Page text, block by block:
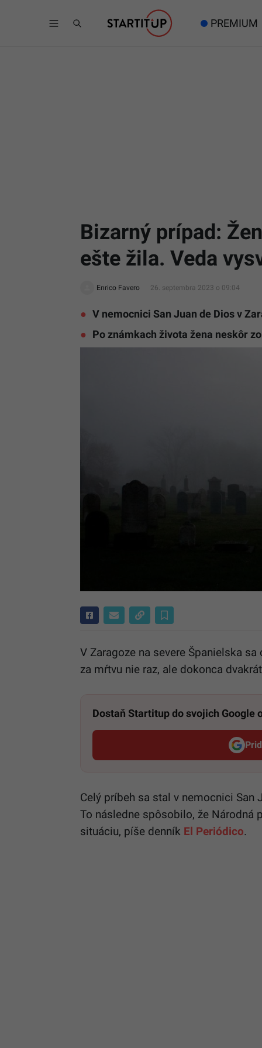
PREMIUM
Bizarný prípad:
ešte žila. Veda
Enrico Favero 26. septembra 2023 o 09:04
V nemocnici San Juan de Dios v
Po známkach života žena neskôr
V Zaragoze na severe Španielska
za mŕtvu nie raz, ale dokonca
Dostaň Startitup do svojich Google
Celý príbeh sa stal v nemocnici San
To následne spôsobilo, že Národná
situáciu, píše denník El Periódico.